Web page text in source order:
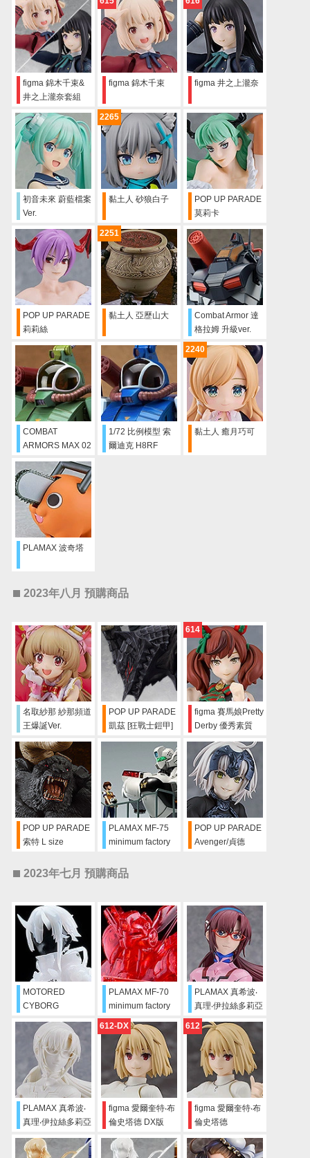
figma 錦木千束&
井之上瀧奈套組
figma 錦木千束 figma 井之上瀧奈
初音未來 蔚藍檔案
Ver.
黏土人 砂狼白子
2265
POP UP PARADE
莫莉卡
POP UP PARADE
莉莉絲
黏土人 亞歷山大
2251
Combat Armor 達
格拉姆 升級ver.
COMBAT
ARMORS MAX 02
爾迪克 H8 蘭德菲
1/72 比例模型 索
爾迪克 H8RF
黏土人 癒月巧可
2240
PLAMAX 波奇塔
2023年八月 預購商品
名取紗那 紗那頻道
王爆誕Ver.
POP UP PARADE
凱茲 [狂戰士鎧甲]
figma 賽馬娘Pretty
Derby 優秀素質
614
POP UP PARADE
索特 L size
PLAMAX MF-75
minimum factory
with Alphonse
POP UP PARADE
Avenger/貞德
2023年七月 預購商品
MOTORED
CYBORG
SSX_155T
"PROTO SPEC+"
PLAMAX MF-70
minimum factory
英格蘭姆 CLEAR
RED
PLAMAX 真希波‧
真理‧伊拉絲多莉亞
斯
PLAMAX 真希波‧
真理‧伊拉絲多莉亞
White
figma 愛爾奎特‧布
倫史塔德 DX版
612-DX
figma 愛爾奎特‧布
倫史塔德
612